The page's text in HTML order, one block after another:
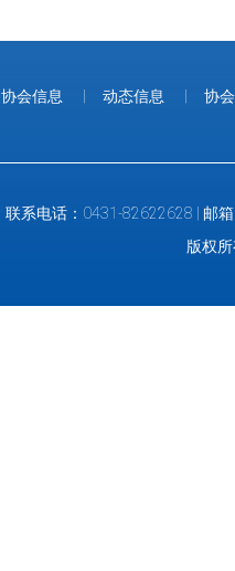
协会信息 动态信息 协
联系电话：0431-82622628 | 邮
版权